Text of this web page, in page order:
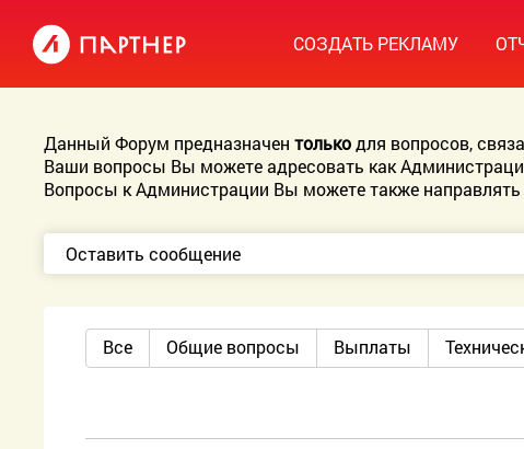
СОЗДАТЬ РЕКЛАМУ
Данный Форум предназначентолькодля вопросов,
Ваши вопросы Вы можете адресовать как
Вопросы к Администрации Вы можете также направлять
Оставить сообщение
Все Общие вопросы Выплаты